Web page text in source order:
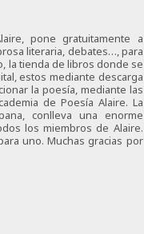
pone gratuitamente a
literaria, debates…, para
la tienda de libros donde se
estos mediante descarga
la poesía, mediante las
de Poesía Alaire. La
conlleva una enorme
los miembros de Alaire.
uno. Muchas gracias por